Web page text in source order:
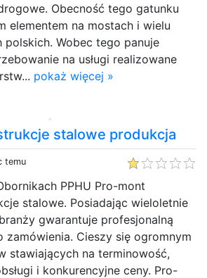
Obecność tego gatunku
elementem na mostach i wielu
polskich. Wobec tego panuje
na usługi realizowane
pokaż więcej »
stalowe produkcja
temu
PPHU Pro-mont
stalowe. Posiadając wieloletnie
gwarantuje profesjonalną
zamówienia. Cieszy się ogromnym
stawiających na terminowość,
i konkurencyjne ceny. Pro-